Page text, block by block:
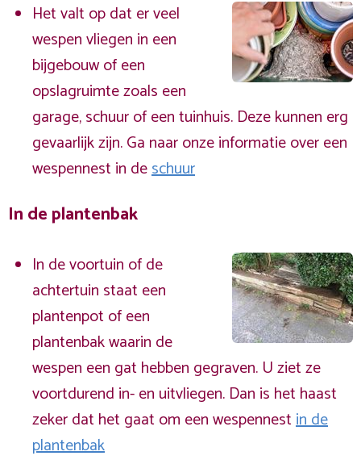
Het valt op dat er veel
wespen vliegen in een
bijgebouw of een
opslagruimte zoals een
garage, schuur of een tuinhuis. Deze kunnen erg
gevaarlijk zijn. Ga naar onze informatie over een
wespennest in deschuur
In de plantenbak
In de voortuin of de
achtertuin staat een
plantenpot of een
plantenbak waarin de
wespen een gat hebben gegraven. U ziet ze
voortdurend in- en uitvliegen. Dan is het haast
zeker dat het gaat om een wespennestin de
plantenbak